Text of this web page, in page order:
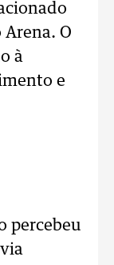
Arena. O
à
e
percebeu